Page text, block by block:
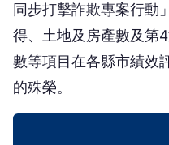
同步打擊詐欺專案行動
得、土地及房產數及第
數等項目在各縣市績效
的殊榮。